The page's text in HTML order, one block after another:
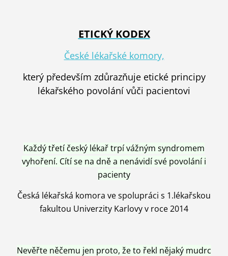
ETICKÝ KODEX
České lékařské komory,
který především zdůrazňuje etické principy
lékařského povolání vůči pacientovi
Každý třetí český lékař trpí vážným syndromem
vyhoření. Cítí se na dně a nenávidí své povolání i
pacienty
Česká lékařská komora ve spolupráci s 1.lékařskou
fakultou Univerzity Karlovy v roce 2014
Nevěřte něčemu jen proto, že to řekl nějaký mudrc